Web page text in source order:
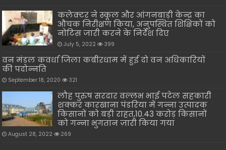
कलेक्टर ने स्कूल और आंगनबाड़ी केन्द्र का
औचक निरीक्षण किया, अनुपस्थित शिक्षिकों को
नोटिस जारी करने के निर्देश दिए
July 5, 2022 399
वन मंडल कवर्धा जिला कबीरधाम में हुई दो वन अधिकारियों
की पदोन्नति
September 18, 2020 321
लौह पुरुष सरदार वल्लभ भाई पटेल सहकारी
शक्कर कारखाना पंडरिया में गन्ना उत्पादक
किसानों को बड़ी राहत,10.43 करोड़ किसानों
को गन्ना भुगतान ज़ारी किया गया
August 28, 2022 269